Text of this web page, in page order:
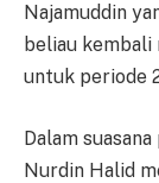
Najamuddin
beliau kembali
untuk periode
Dalam
Nurdin Halid